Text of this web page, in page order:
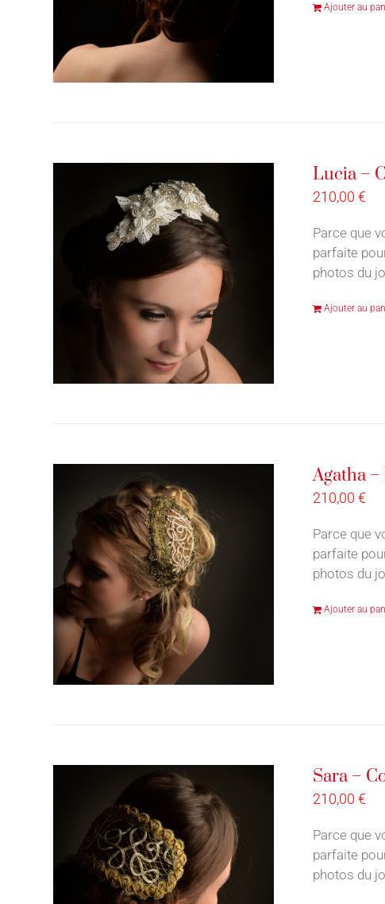
Ajouter au
Lucia –
210,00 €
Parce que
parfaite
photos du
Ajouter au
Agatha
210,00 €
Parce que
parfaite
photos du
Ajouter au
Sara –
210,00 €
Parce que
parfaite
photos du